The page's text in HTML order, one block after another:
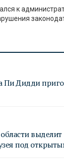
к
Пи Дидди
под